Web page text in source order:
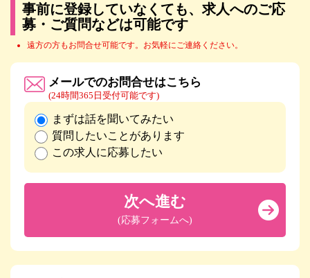
事前に登録していなくても、求人へのご応
募・ご質問などは可能です
遠方の方もお問合せ可能です。お気軽にご連絡ください。
メールでのお問合せはこちら
(24時間365日受付可能です)
まずは話を聞いてみたい
質問したいことがあります
この求人に応募したい
次へ進む
(応募フォームへ)